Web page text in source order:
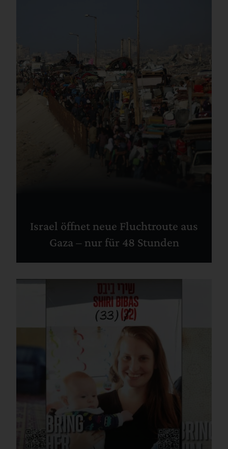
Israel öffnet neue Fluchtroute aus
Gaza – nur für 48 Stunden